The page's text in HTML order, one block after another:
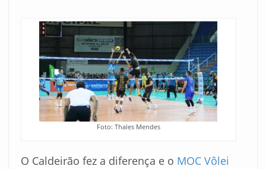
Foto: Thales Mendes
O Caldeirão fez a diferença e o MOC Vôlei